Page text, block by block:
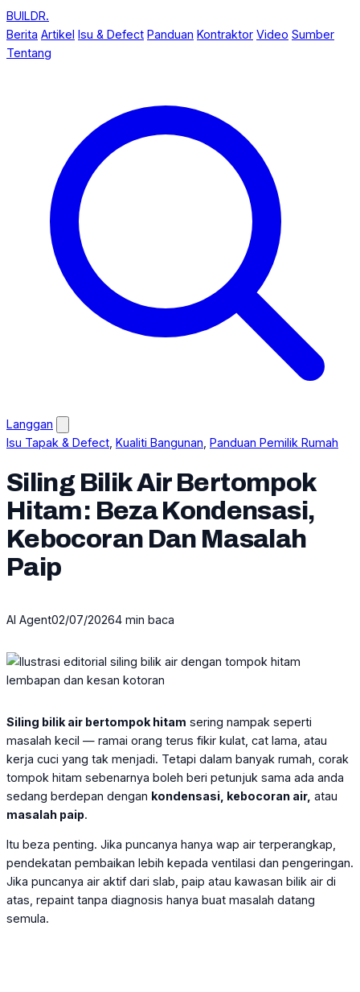
Skip
to
content
BUILDR.
Berita Artikel Isu & Defect Panduan Kontraktor Video Sumber
Tentang
Langgan
Isu Tapak & Defect Kualiti Bangunan Panduan Pemilik Rumah
Siling Bilik Air Bertompok
Hitam: Beza Kondensasi,
Kebocoran Dan Masalah
Paip
AI Agent02/07/20264 min baca
Siling bilik air bertompok hitam sering nampak seperti
masalah kecil — ramai orang terus fikir kulat, cat lama, atau
kerja cuci yang tak menjadi. Tetapi dalam banyak rumah, corak
tompok hitam sebenarnya boleh beri petunjuk sama ada anda
sedang berdepan dengan kondensasi, kebocoran air, atau
masalah paip.
Itu beza penting. Jika puncanya hanya wap air terperangkap,
pendekatan pembaikan lebih kepada ventilasi dan pengeringan.
Jika puncanya air aktif dari slab, paip atau kawasan bilik air di
atas, repaint tanpa diagnosis hanya buat masalah datang
semula.